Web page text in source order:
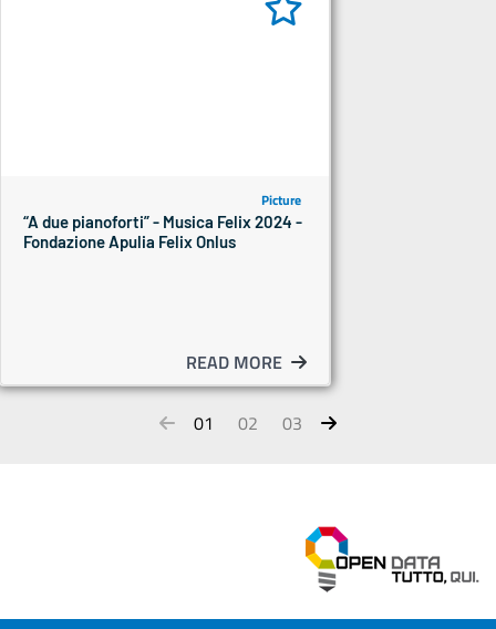
Picture
“A due pianoforti” - Musica Felix 2024 -
Fondazione Apulia Felix Onlus
READ MORE
01 02 03